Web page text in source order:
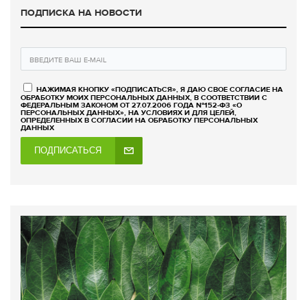
ПОДПИСКА НА НОВОСТИ
НАЖИМАЯ КНОПКУ «ПОДПИСАТЬСЯ», Я ДАЮ СВОЕ СОГЛАСИЕ НА
ОБРАБОТКУ МОИХ ПЕРСОНАЛЬНЫХ ДАННЫХ, В СООТВЕТСТВИИ С
ФЕДЕРАЛЬНЫМ ЗАКОНОМ ОТ 27.07.2006 ГОДА №152-ФЗ «О
ПЕРСОНАЛЬНЫХ ДАННЫХ», НА УСЛОВИЯХ И ДЛЯ ЦЕЛЕЙ,
ОПРЕДЕЛЕННЫХ В СОГЛАСИИ НА ОБРАБОТКУ ПЕРСОНАЛЬНЫХ
ДАННЫХ
ПОДПИСАТЬСЯ